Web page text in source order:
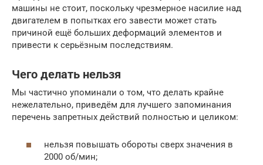
машины не стоит, поскольку чрезмерное насилие над
двигателем в попытках его завести может стать
причиной ещё больших деформаций элементов и
привести к серьёзным последствиям.
Чего делать нельзя
Мы частично упоминали о том, что делать крайне
нежелательно, приведём для лучшего запоминания
перечень запретных действий полностью и целиком:
нельзя повышать обороты сверх значения в
2000 об/мин;